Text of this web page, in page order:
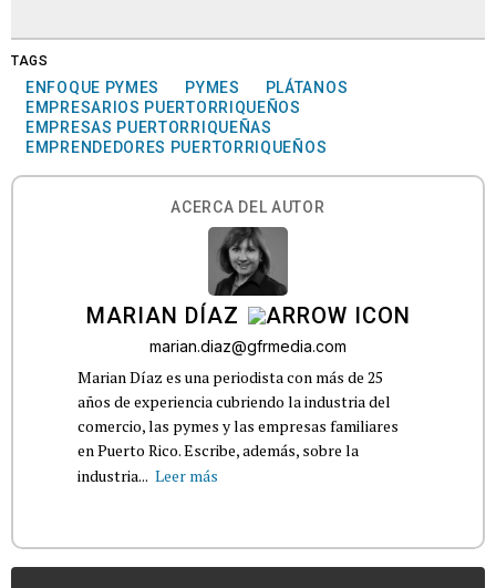
TAGS
ENFOQUE PYMES PYMES
PLÁTANOS
EMPRESARIOS PUERTORRIQUEÑOS
EMPRESAS PUERTORRIQUEÑAS
EMPRENDEDORES PUERTORRIQUEÑOS
ACERCA DEL AUTOR
MARIAN DÍAZ
marian.diaz@gfrmedia.com
Marian Díaz es una periodista con más de 25
años de experiencia cubriendo la industria del
comercio, las pymes y las empresas familiares
en Puerto Rico. Escribe, además, sobre la
industria... Leer más